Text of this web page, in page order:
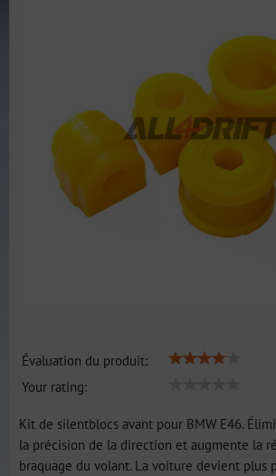
Évaluation du produit:
Your rating:
Kit de silentblocs avant pour BMW E46.
la précision de la direction et augmente la
braquage du volant. La voiture devient plus